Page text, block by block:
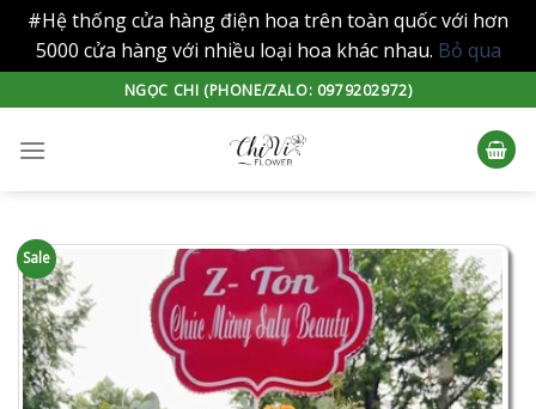
#Hệ thống cửa hàng điện hoa trên toàn quốc với hơn
5000 cửa hàng với nhiều loại hoa khác nhau. Bỏ qua
to
content
NGỌC CHI (PHONE/ZALO: 0979202972)
Sale